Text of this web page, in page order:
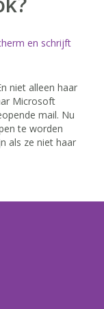
niet alleen haar
Microsoft
mail. Nu
te worden
als ze niet haar